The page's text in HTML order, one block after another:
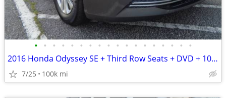
• • • • • • • • • • • • • • • • • •
2016 Honda Odyssey SE + Third Row Seats + DVD + 100,000 Miles
7/25 100k mi